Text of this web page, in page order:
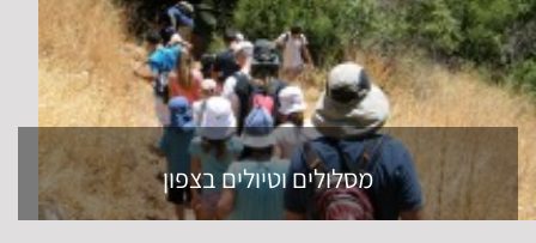
מסלולים וטיולים בצפון